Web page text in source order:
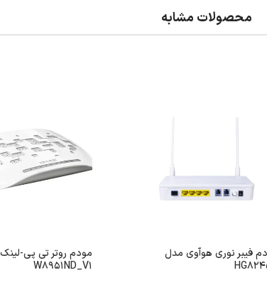
محصولات مشابه
فیبر نوری هوآوی مدل
W8951ND_V1